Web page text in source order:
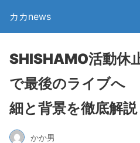
カカnews
SHISHAMO活動休
で最後のライブへ
細と背景を徹底解説
かか男